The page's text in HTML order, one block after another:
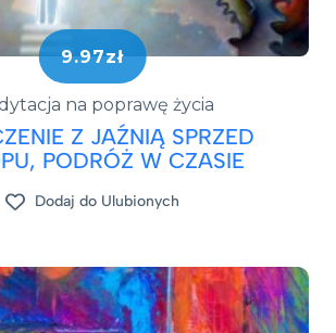
9.97zł
na poprawę życia
Z JAŹNIĄ SPRZED
PODRÓŻ W CZASIE
Dodaj do Ulubionych